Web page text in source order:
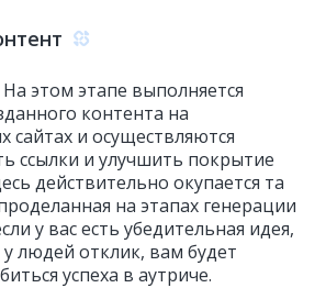
этом этапе выполняется
контента на
сайтах и осуществляются
ссылки и улучшить покрытие
действительно окупается та
на этапах генерации
у вас есть убедительная идея,
людей отклик, вам будет
успеха в аутриче.